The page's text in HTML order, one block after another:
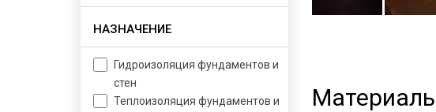
НАЗНАЧЕНИЕ
Гидроизоляция фундаментов и
стен
Теплоизоляция фундаментов и